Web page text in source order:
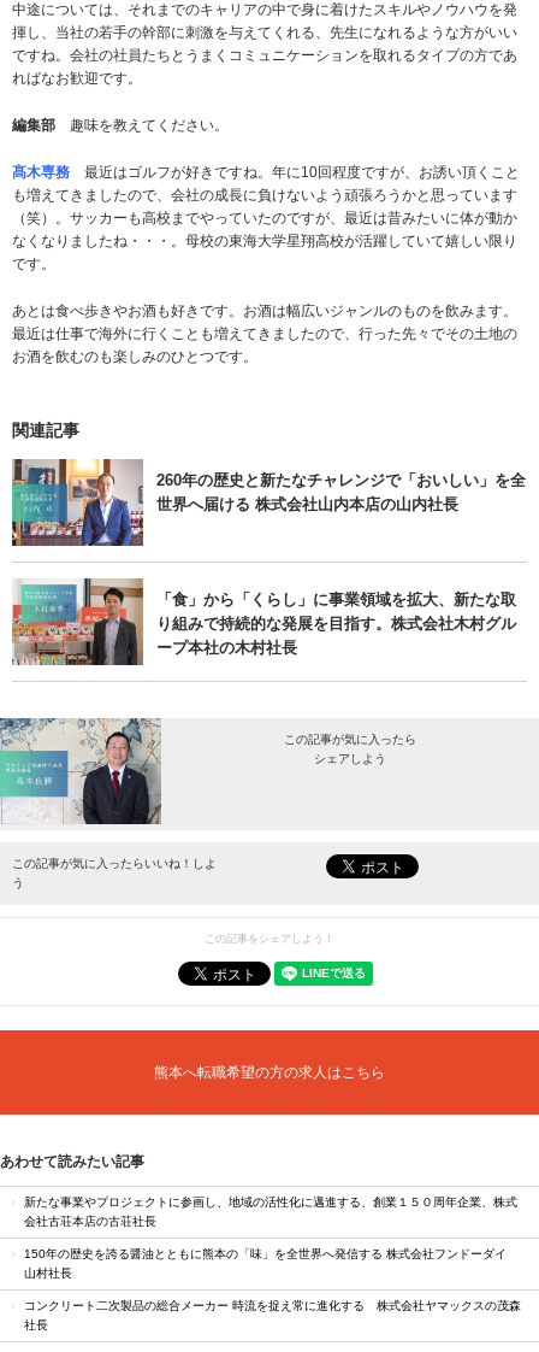
中途については、それまでのキャリアの中で身に着けたスキルやノウハウを発
揮し、当社の若手の幹部に刺激を与えてくれる、先生になれるような方がいい
ですね。会社の社員たちとうまくコミュニケーションを取れるタイプの方であ
ればなお歓迎です。
編集部 趣味を教えてください。
髙木専務 最近はゴルフが好きですね。年に10回程度ですが、お誘い頂くこと
も増えてきましたので、会社の成長に負けないよう頑張ろうかと思っています
（笑）。サッカーも高校までやっていたのですが、最近は昔みたいに体が動か
なくなりましたね・・・。母校の東海大学星翔高校が活躍していて嬉しい限り
です。
あとは食べ歩きやお酒も好きです。お酒は幅広いジャンルのものを飲みます。
最近は仕事で海外に行くことも増えてきましたので、行った先々でその土地の
お酒を飲むのも楽しみのひとつです。
関連記事
260年の歴史と新たなチャレンジで「おいしい」を全
世界へ届ける 株式会社山内本店の山内社長
「食」から「くらし」に事業領域を拡大、新たな取
り組みで持続的な発展を目指す。株式会社木村グル
ープ本社の木村社長
この記事が気に入ったら
シェアしよう
最新情報をお届けします。
この記事が気に入ったらいいね！しよ
う
この記事をシェアしよう！
熊本へ転職希望の方の求人はこちら
あわせて読みたい記事
新たな事業やプロジェクトに参画し、地域の活性化に邁進する、創業１５０周年企業、株式
会社古荘本店の古荘社長
150年の歴史を誇る醤油とともに熊本の「味」を全世界へ発信する 株式会社フンドーダイ
山村社長
コンクリート二次製品の総合メーカー 時流を捉え常に進化する 株式会社ヤマックスの茂森
社長